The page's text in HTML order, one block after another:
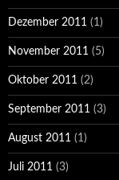
Dezember 2011 (1)
November 2011 (5)
Oktober 2011 (2)
September 2011 (3)
August 2011 (1)
Juli 2011 (3)